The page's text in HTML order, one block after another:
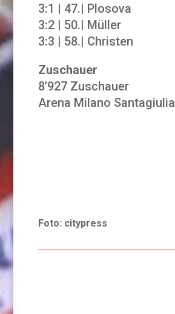
3:1 | 47.| Plosova
3:2 | 50.| Müller
3:3 | 58.| Christen
Zuschauer
8’927 Zuschauer
Arena Milano Santagiulia
Foto: citypress